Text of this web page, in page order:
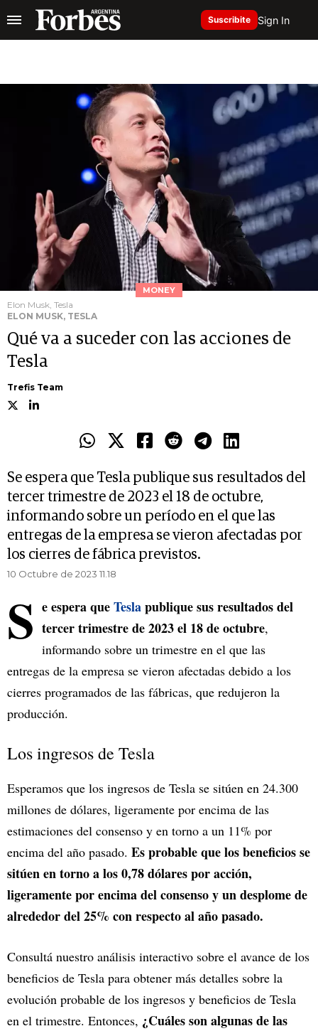
Suscribite Sign In
MONEY
Elon Musk, Tesla
ELON MUSK, TESLA
Qué va a suceder con las acciones de
Tesla
Trefis Team
Se espera que Tesla publique sus resultados del
tercer trimestre de 2023 el 18 de octubre,
informando sobre un período en el que las
entregas de la empresa se vieron afectadas por
los cierres de fábrica previstos.
10 Octubre de 2023 11.18
S e espera queTeslapublique sus resultados del
tercer trimestre de 2023 el 18 de octubre,
informando sobre un trimestre en el que las
entregas de la empresa se vieron afectadas debido a los
cierres programados de las fábricas, que redujeron la
producción.
Los ingresos de Tesla
Esperamos que los ingresos de Tesla se sitúen en 24.300
millones de dólares, ligeramente por encima de las
estimaciones del consenso y en torno a un 11% por
encima del año pasado. Es probable que los beneficios se
sitúen en torno a los 0,78 dólares por acción,
ligeramente por encima del consenso y un desplome de
alrededor del 25% con respecto al año pasado.
Consultá nuestro análisis interactivo sobre el avance de los
beneficios de Tesla para obtener más detalles sobre la
evolución probable de los ingresos y beneficios de Tesla
en el trimestre. Entonces, ¿Cuáles son algunas de las